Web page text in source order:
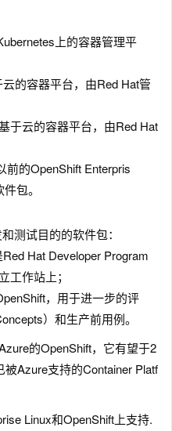
上的容器管理平
的容器平台，由Red Hat管
于云的容器平台，由Red Hat
前的OpenShift Enterpris
包。
测试目的的软件包：
Hat Developer Program
工作站上；
，用于进一步的评
）和生产前用例。
的OpenShift，它有望于2
Azure支持的Container Platf
Linux和OpenShift上支持.